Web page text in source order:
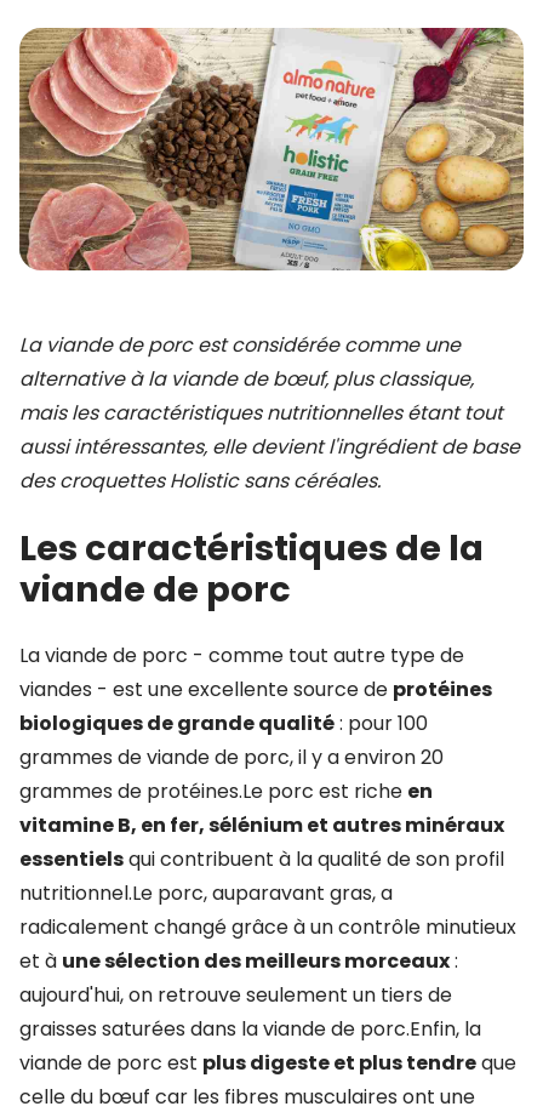
La viande de porc est considérée comme une
alternative à la viande de bœuf, plus classique,
mais les caractéristiques nutritionnelles étant tout
aussi intéressantes, elle devient l'ingrédient de base
des croquettes Holistic sans céréales.
Les caractéristiques de la
viande de porc
La viande de porc - comme tout autre type de
viandes - est une excellente source de protéines
biologiques de grande qualité: pour 100
grammes de viande de porc, il y a environ 20
grammes de protéines.Le porc est riche en
vitamine B, en fer, sélénium et autres minéraux
essentielsqui contribuent à la qualité de son profil
nutritionnel.Le porc, auparavant gras, a
radicalement changé grâce à un contrôle minutieux
et à une sélection des meilleurs morceaux:
aujourd'hui, on retrouve seulement un tiers de
graisses saturées dans la viande de porc.Enfin, la
viande de porc est plus digeste et plus tendreque
celle du bœuf car les fibres musculaires ont une